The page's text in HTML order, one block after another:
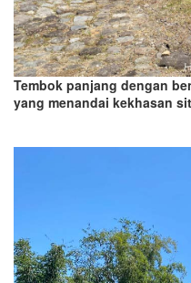
Tembok panjang dengan
yang menandai kekhasan